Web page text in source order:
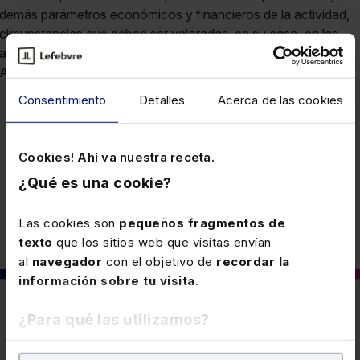
Consentimiento Detalles Acerca de las cookies
Cookies! Ahí va nuestra receta.
¿Qué es una cookie?
Las cookies son pequeños fragmentos de
texto que los sitios web que visitas envían
al navegador con el objetivo de recordar la
información sobre tu visita.
¿Para qué las utilizamos?
demás parámetros económicos y financieros de la actividad,
circunstancias que deben ser valoradas, en su caso, en las
actuaciones de comprobación e inspección de la
Administración tributaria.DGT CV 27-1-26V0135-26
También puede interesarte